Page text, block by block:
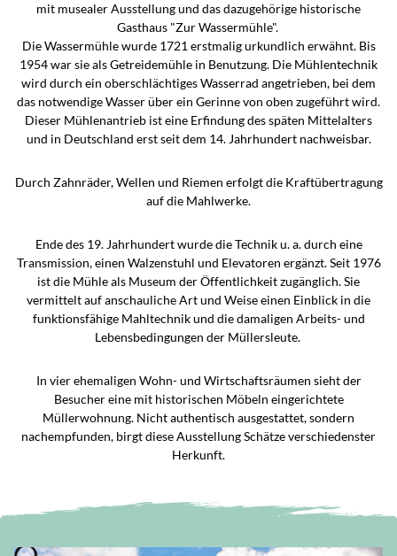
mit musealer Ausstellung und das dazugehörige historische
Gasthaus "Zur Wassermühle".
Die Wassermühle wurde 1721 erstmalig urkundlich erwähnt. Bis
1954 war sie als Getreidemühle in Benutzung. Die Mühlentechnik
wird durch ein oberschlächtiges Wasserrad angetrieben, bei dem
das notwendige Wasser über ein Gerinne von oben zugeführt wird.
Dieser Mühlenantrieb ist eine Erfindung des späten Mittelalters
und in Deutschland erst seit dem 14. Jahrhundert nachweisbar.
Durch Zahnräder, Wellen und Riemen erfolgt die Kraftübertragung
auf die Mahlwerke.
Ende des 19. Jahrhundert wurde die Technik u. a. durch eine
Transmission, einen Walzenstuhl und Elevatoren ergänzt. Seit 1976
ist die Mühle als Museum der Öffentlichkeit zugänglich. Sie
vermittelt auf anschauliche Art und Weise einen Einblick in die
funktionsfähige Mahltechnik und die damaligen Arbeits- und
Lebensbedingungen der Müllersleute.
In vier ehemaligen Wohn- und Wirtschaftsräumen sieht der
Besucher eine mit historischen Möbeln eingerichtete
Müllerwohnung. Nicht authentisch ausgestattet, sondern
nachempfunden, birgt diese Ausstellung Schätze verschiedenster
Herkunft.